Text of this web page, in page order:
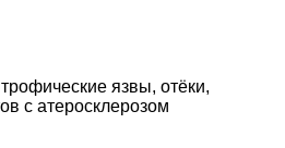
язвы, отёки,
с атеросклерозом